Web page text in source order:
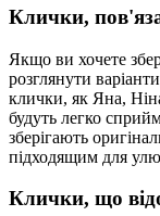
Клички,
Якщо ви хочете
розглянути
клички, як Яна,
будуть легко
зберігають
підходящим для
Клички, що